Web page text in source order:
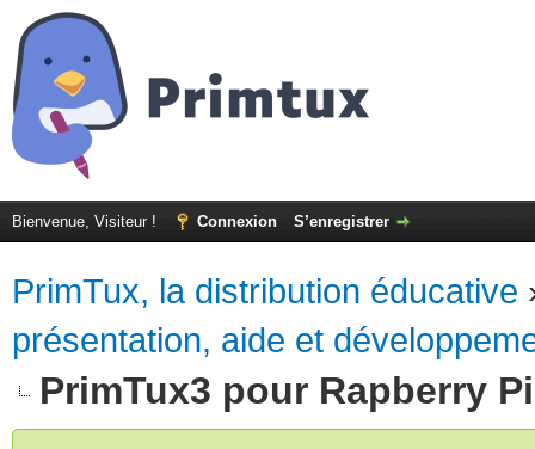
Bienvenue, Visiteur ! Connexion S’enregistrer
PrimTux, la distribution éducative
présentation, aide et
PrimTux3 pour Rapberry